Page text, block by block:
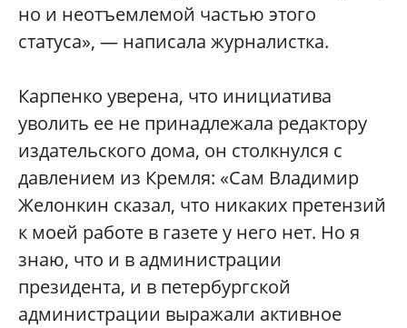
но и неотъемлемой частью этого
статуса», — написала журналистка.
Карпенко уверена, что инициатива
уволить ее не принадлежала редактору
издательского дома, он столкнулся с
давлением из Кремля: «Сам Владимир
Желонкин сказал, что никаких претензий
к моей работе в газете у него нет. Но я
знаю, что и в администрации
президента, и в петербургской
администрации выражали активное